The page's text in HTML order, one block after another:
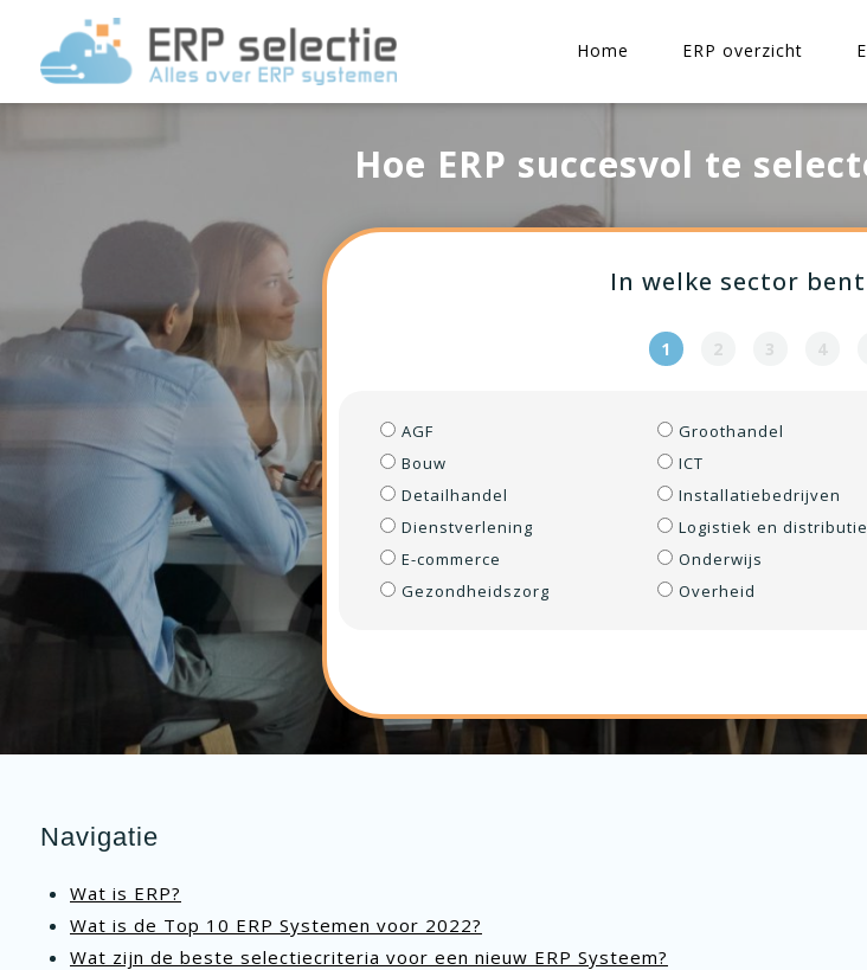
Home ERP overzicht
Hoe ERP succesvol te
In welke sector
1 2 3 4
AGF
Bouw
Detailhandel
Dienstverlening
E-commerce
Gezondheidszorg
Groothandel
ICT
Installatiebedrijven
Logistiek en distributie
Onderwijs
Overheid
Navigatie
Wat is ERP?
Wat is de Top 10 ERP Systemen voor 2022?
Wat zijn de beste selectiecriteria voor een nieuw ERP Systeem?